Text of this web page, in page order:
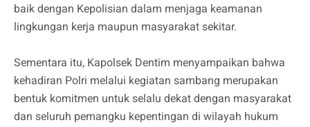
baik dengan Kepolisian dalam menjaga keamanan
lingkungan kerja maupun masyarakat sekitar.
Sementara itu, Kapolsek Dentim menyampaikan bahwa
kehadiran Polri melalui kegiatan sambang merupakan
bentuk komitmen untuk selalu dekat dengan masyarakat
dan seluruh pemangku kepentingan di wilayah hukum